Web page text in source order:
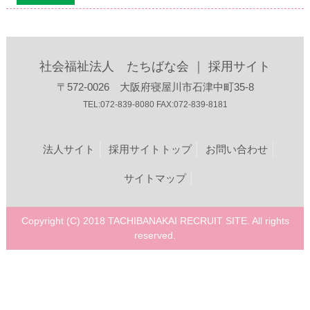
社会福祉法人 たちばな会 ｜ 採用サイト
〒572-0026 大阪府寝屋川市石津中町35-8
TEL:072-839-8080 FAX:072-839-8181
法人サイト 採用サイトトップ お問い合わせ
サイトマップ
Copyright (C) 2018 TACHIBANAKAI RECRUIT SITE. All rights
reserved.